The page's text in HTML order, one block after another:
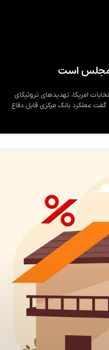
مجلس است
امریکا، تهدیدهای تروئیکای
عملکرد بانک مرکزی قابل دفاع